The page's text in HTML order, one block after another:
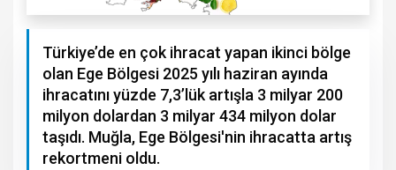
Türkiye’de en çok ihracat yapan ikinci bölge
olan Ege Bölgesi 2025 yılı haziran ayında
ihracatını yüzde 7,3’lük artışla 3 milyar 200
milyon dolardan 3 milyar 434 milyon dolar
taşıdı. Muğla, Ege Bölgesi'nin ihracatta artış
rekortmeni oldu.